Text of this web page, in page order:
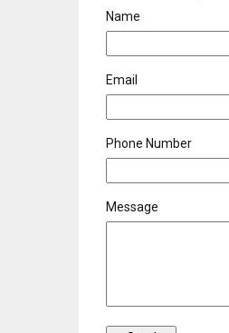
Name
Email
Phone Number
Message